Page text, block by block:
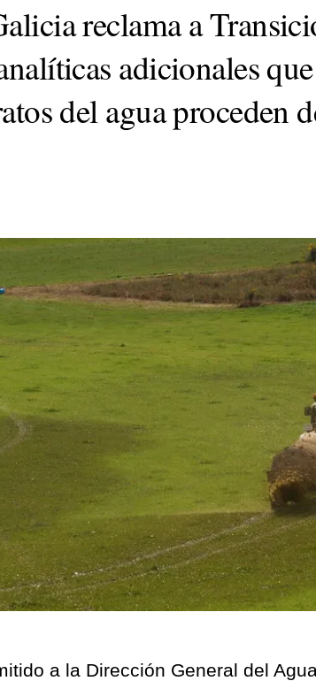
reclama a
adicionales
del agua proceden
a la Dirección General del